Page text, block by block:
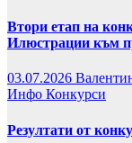
Втори етап на
Илюстрации към
03.07.2026
Инфо Конкурси
Резултати от